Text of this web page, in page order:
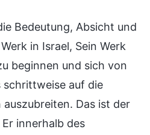
Bedeutung, Absicht und
in Israel, Sein Werk
beginnen und sich von
schrittweise auf die
Das ist der
innerhalb des